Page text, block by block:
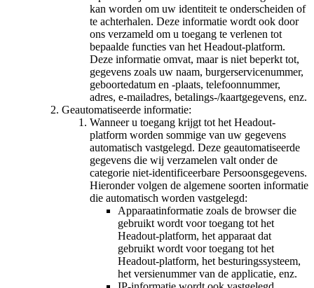
kan worden om uw identiteit te onderscheiden of
te achterhalen. Deze informatie wordt ook door
ons verzameld om u toegang te verlenen tot
bepaalde functies van het Headout-platform.
Deze informatie omvat, maar is niet beperkt tot,
gegevens zoals uw naam, burgerservicenummer,
geboortedatum en -plaats, telefoonnummer,
adres, e-mailadres, betalings-/kaartgegevens, enz.
Geautomatiseerde informatie:
Wanneer u toegang krijgt tot het Headout-
platform worden sommige van uw gegevens
automatisch vastgelegd. Deze geautomatiseerde
gegevens die wij verzamelen valt onder de
categorie niet-identificeerbare Persoonsgegevens.
Hieronder volgen de algemene soorten informatie
die automatisch worden vastgelegd:
Apparaatinformatie zoals de browser die
gebruikt wordt voor toegang tot het
Headout-platform, het apparaat dat
gebruikt wordt voor toegang tot het
Headout-platform, het besturingssysteem,
het versienummer van de applicatie, enz.